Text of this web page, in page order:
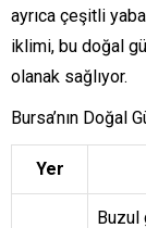
ayrıca çeşitli
iklimi, bu doğal
olanak sağlıyor.
Bursa’nın Doğal
Yer